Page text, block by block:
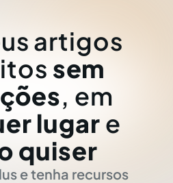
artigos
sem
, em
lugar e
quiser
e tenha recursos